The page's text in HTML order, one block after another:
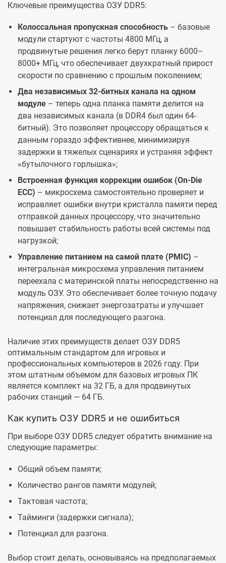
Ключевые преимущества ОЗУ DDR5:
Колоссальная пропускная способность – базовые
модули стартуют с частоты 4800 МГц, а
продвинутые решения легко берут планку 6000–
8000+ МГц, что обеспечивает двухкратный прирост
скорости по сравнению с прошлым поколением;
Два независимых 32-битных канала на одном
модуле – теперь одна планка памяти делится на
два независимых канала (в DDR4 был один 64-
битный). Это позволяет процессору обращаться к
данным гораздо эффективнее, минимизируя
задержки в тяжелых сценариях и устраняя эффект
«бутылочного горлышка»;
Встроенная функция коррекции ошибок (On-Die
ECC) – микросхема самостоятельно проверяет и
исправляет ошибки внутри кристалла памяти перед
отправкой данных процессору, что значительно
повышает стабильность работы всей системы под
нагрузкой;
Управление питанием на самой плате (PMIC) –
интегральная микросхема управления питанием
переехала с материнской платы непосредственно на
модуль ОЗУ. Это обеспечивает более точную подачу
напряжения, снижает энергозатраты и улучшает
потенциал для последующего разгона.
Наличие этих преимуществ делает ОЗУ DDR5
оптимальным стандартом для игровых и
профессиональных компьютеров в 2026 году. При
этом штатным объемом для базовых игровых ПК
является комплект на 32 ГБ, а для продвинутых
рабочих станций — 64 ГБ.
Как купить ОЗУ DDR5 и не ошибиться
При выборе ОЗУ DDR5 следует обратить внимание на
следующие параметры:
Общий объем памяти;
Количество рангов памяти модулей;
Тактовая частота;
Тайминги (задержки сигнала);
Потенциал для разгона.
Выбор стоит делать, основываясь на предполагаемых